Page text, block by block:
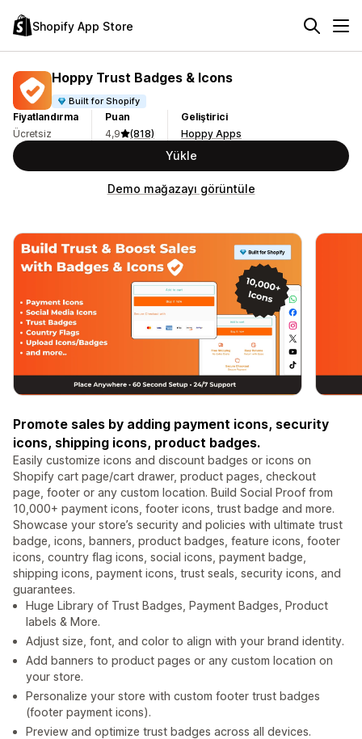
Shopify App Store
Hoppy Trust Badges & Icons
Built for Shopify
Fiyatlandırma
Ücretsiz
Puan
4,9
(818)
Geliştirici
Hoppy Apps
Yükle
Demo mağazayı görüntüle
Promote sales by adding payment icons, security
icons, shipping icons, product badges.
Easily customize icons and discount badges or icons on
Shopify cart page/cart drawer, product pages, checkout
page, footer or any custom location. Build Social Proof from
10,000+ payment icons, footer icons, trust badge and more.
Showcase your store’s security and policies with ultimate trust
badge, icons, banners, product badges, feature icons, footer
icons, country flag icons, social icons, payment badge,
shipping icons, payment icons, trust seals, security icons, and
guarantees.
Huge Library of Trust Badges, Payment Badges, Product
labels & More.
Adjust size, font, and color to align with your brand identity.
Add banners to product pages or any custom location on
your store.
Personalize your store with custom footer trust badges
(footer payment icons).
Preview and optimize trust badges across all devices.